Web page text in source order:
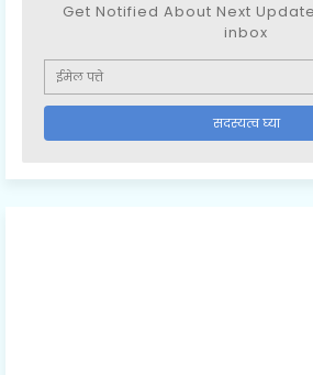
Get Notified About Next
inbox